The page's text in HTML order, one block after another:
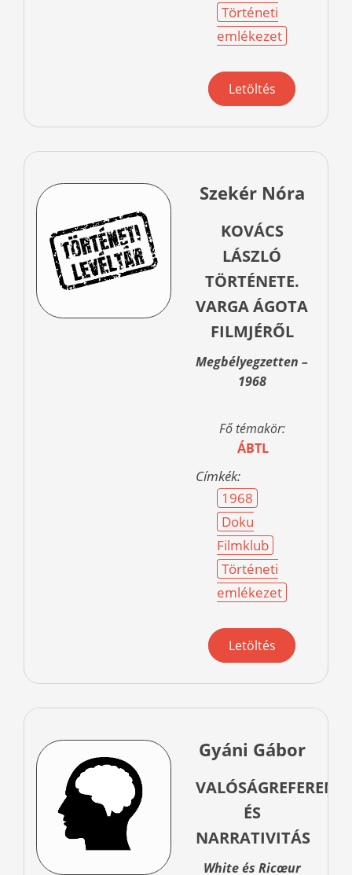
Történeti
emlékezet
Letöltés
Szekér Nóra
KOVÁCS
LÁSZLÓ
TÖRTÉNETE.
VARGA ÁGOTA
FILMJÉRŐL
Megbélyegzetten –
1968
Fő témakör:
ÁBTL
Címkék:
1968
Doku
Filmklub
Történeti
emlékezet
Letöltés
Gyáni Gábor
ÉS
NARRATIVITÁS
White és Ricœur